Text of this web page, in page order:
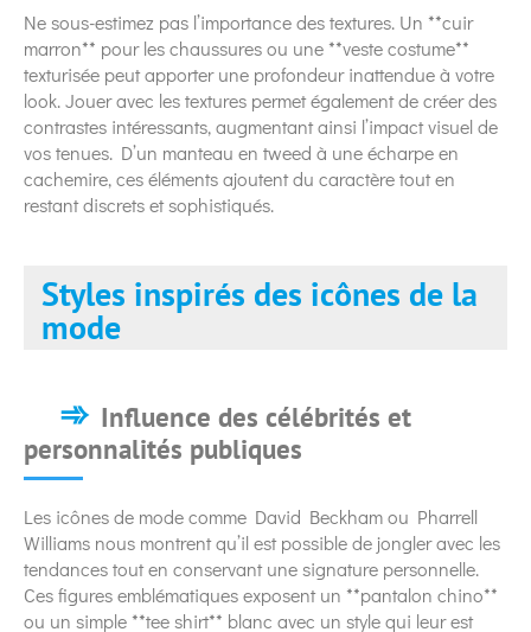
Ne sous-estimez pas l’importance des textures. Un **cuir
marron** pour les chaussures ou une **veste costume**
texturisée peut apporter une profondeur inattendue à votre
look. Jouer avec les textures permet également de créer des
contrastes intéressants, augmentant ainsi l’impact visuel de
vos tenues. D’un manteau en tweed à une écharpe en
cachemire, ces éléments ajoutent du caractère tout en
restant discrets et sophistiqués.
Styles inspirés des icônes de la
mode
Influence des célébrités et
personnalités publiques
Les icônes de mode comme David Beckham ou Pharrell
Williams nous montrent qu’il est possible de jongler avec les
tendances tout en conservant une signature personnelle.
Ces figures emblématiques exposent un **pantalon chino**
ou un simple **tee shirt** blanc avec un style qui leur est